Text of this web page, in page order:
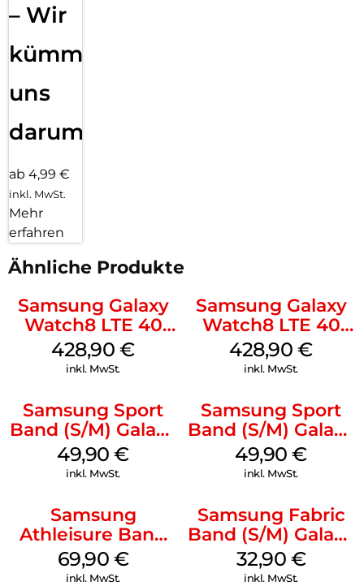
– Wir
kümmern
uns
darum!
ab 4,99 €
inkl. MwSt.
Mehr
erfahren
Ähnliche Produkte
Samsung Galaxy
Watch8 LTE 40
mm Graphite
428,90€
inkl. MwSt.
Samsung Galaxy
Watch8 LTE 40
mm Silver
428,90€
inkl. MwSt.
Samsung Sport
Band (S/M) Galaxy
Watch8/Watch8
Classic Graphite
49,90€
inkl. MwSt.
Samsung Sport
Band (S/M) Galaxy
Watch8/Watch8
Classic White
49,90€
inkl. MwSt.
Samsung
Athleisure Band
(M/L) Galaxy
Watch8/Watch8
69,90 €
inkl. MwSt.
Samsung Fabric
Band (S/M) Galaxy
Watch8/Watch8
Classic Red
32,90 €
inkl. MwSt.